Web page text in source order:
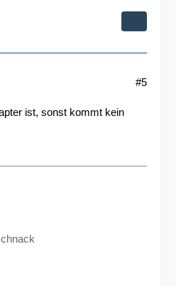
#5
ist, sonst kommt kein